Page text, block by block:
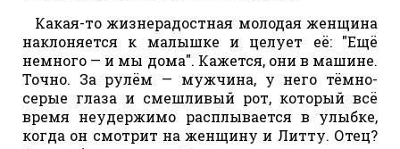
Какая-то жизнерадостная молодая женщина
наклоняется к малышке и целует её: "Ещё
немного — и мы дома". Кажется, они в машине.
Точно. За рулём — мужчина, у него тёмно-
серые глаза и смешливый рот, который всё
время неудержимо расплывается в улыбке,
когда он смотрит на женщину и Литту. Отец?